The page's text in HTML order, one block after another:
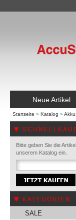
Neue Artikel
Startseite » Katalog »
Bitte geben Sie die
unserem Katalog ein.
KATEGORIEN
SALE